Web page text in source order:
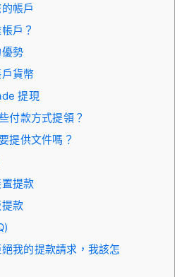
帳戶
戶？
勢
貨幣
提現
付款方式提領？
提供文件嗎？
提款
款
我的提款請求，我該怎